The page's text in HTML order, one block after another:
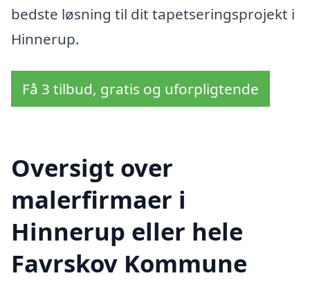
bedste løsning til dit tapetseringsprojekt i
Hinnerup.
Få 3 tilbud, gratis og uforpligtende
Oversigt over
malerfirmaer i
Hinnerup eller hele
Favrskov Kommune